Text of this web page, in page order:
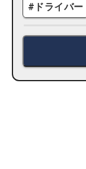
# ドライバー